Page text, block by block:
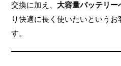
交換に加え、 大容量バッテリー
り快適に長く使いたいという
す。